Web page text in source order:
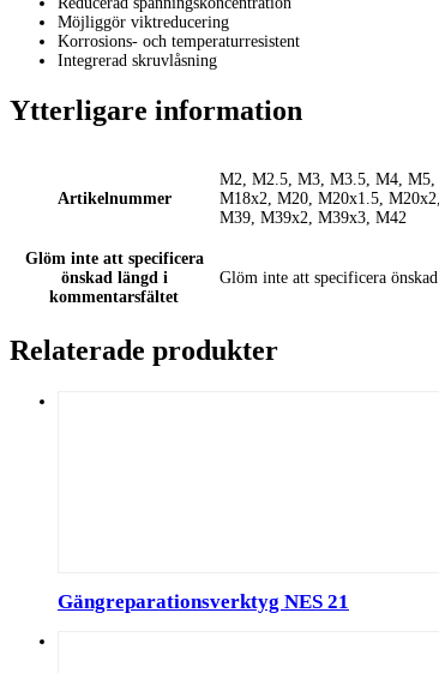
Möjliggör viktreducering
Korrosions- och temperaturresistent
Integrerad skruvlåsning
Ytterligare information
Artikelnummer
M2, M2.5, M3, M3.5, M4,
M18x2, M20, M20x1.5,
M39, M39x2, M39x3, M42
Glöm inte att specificera
önskad längd i
kommentarsfältet
Glöm inte att specificera
Relaterade produkter
Gängreparationsverktyg NES 21